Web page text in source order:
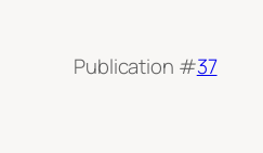
Publication #37